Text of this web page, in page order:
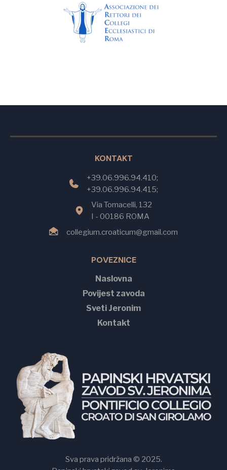
KONTAKT
+39.06.996.94.410;
+39.06.996.94.415;
Via Tomacelli, 132
I - 00186 ROMA
collegium.croaticum@gmail.com
POVEZNICE
Naslovna
Povijest zavoda
Sveti Jeronim
Kontakt
Sva prava pridržana © 2025.